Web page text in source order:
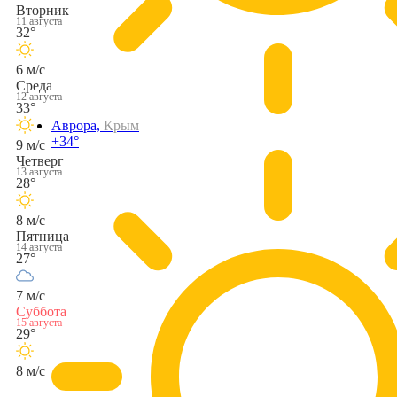
Аврора, Крым
+34°
Вторник
11 августа
32°
6 м/с
Среда
12 августа
33°
9 м/с
Четверг
13 августа
28°
8 м/с
Пятница
14 августа
27°
7 м/с
Суббота
15 августа
29°
8 м/с